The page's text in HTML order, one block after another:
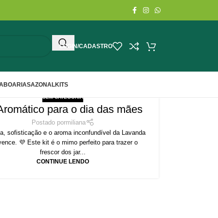
LOGIN/CADASTRO
SAZONALKITS
SEM CATEGORIA
para o dia das mães
Postado pormiliana
sofisticação e o aroma inconfundível da Lavanda
💜 Este kit é o mimo perfeito para trazer o
frescor dos jar...
CONTINUE LENDO